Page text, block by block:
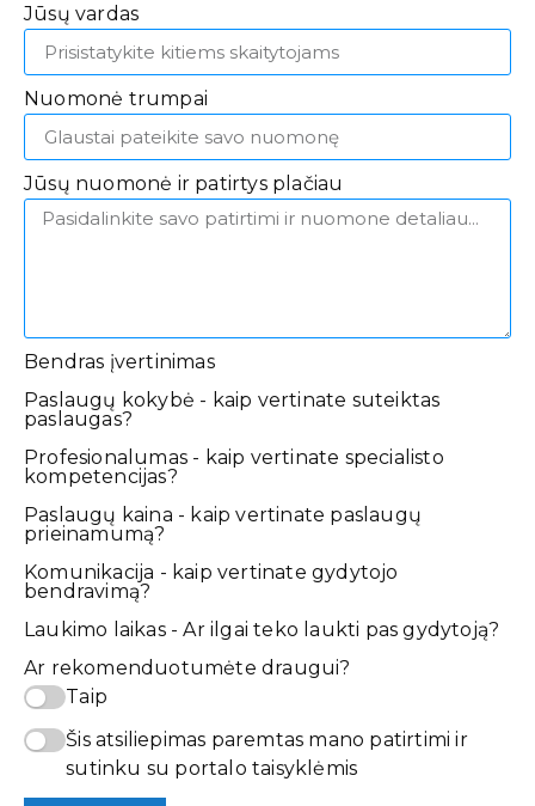
Jūsų vardas
Nuomonė trumpai
Jūsų nuomonė ir patirtys plačiau
Bendras įvertinimas
Paslaugų kokybė - kaip vertinate suteiktas
paslaugas?
Profesionalumas - kaip vertinate specialisto
kompetencijas?
Paslaugų kaina - kaip vertinate paslaugų
prieinamumą?
Komunikacija - kaip vertinate gydytojo
bendravimą?
Laukimo laikas - Ar ilgai teko laukti pas gydytoją?
Ar rekomenduotumėte draugui?
Taip
Šis atsiliepimas paremtas mano patirtimi ir
sutinku su portalo taisyklėmis